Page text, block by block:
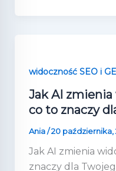
widoczność SEO i
Jak AI
co to znaczy
Ania/20 października,
Jak AI zmienia
znaczy dla